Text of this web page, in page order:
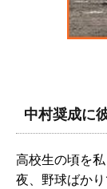
中村奨成に
高校生の頃を
夜、野球ばか